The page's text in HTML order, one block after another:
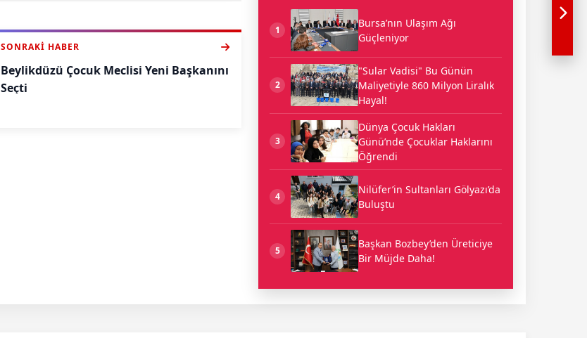
SONRAKI HABER
Beylikdüzü Çocuk Meclisi Yeni Başkanını
Seçti
1
Bursa’nın Ulaşım Ağı
Güçleniyor
2
"Sular Vadisi" Bu Günün
Maliyetiyle 860 Milyon Liralık
Hayal!
3
Dünya Çocuk Hakları
Günü’nde Çocuklar Haklarını
Öğrendi
4
Nilüfer’in Sultanları Gölyazı’da
Buluştu
5
Başkan Bozbey’den Üreticiye
Bir Müjde Daha!